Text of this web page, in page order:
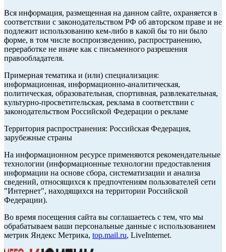
Вся информация, размещенная на данном сайте, охраняется в
соответствии с законодательством РФ об авторском праве и не
подлежит использованию кем-либо в какой бы то ни было
форме, в том числе воспроизведению, распространению,
переработке не иначе как с письменного разрешения
правообладателя.
Примерная тематика и (или) специализация:
информационная, информационно-аналитическая,
политическая, образовательная, спортивная, развлекательная,
культурно-просветительская, реклама в соответствии с
законодательством Российской Федерации о рекламе
Территория распространения: Российская Федерация,
зарубежные страны
На информационном ресурсе применяются рекомендательные
технологии (информационные технологии предоставления
информации на основе сбора, систематизации и анализа
сведений, относящихся к предпочтениям пользователей сети
"Интернет", находящихся на территории Российской
Федерации).
Во время посещения сайта вы соглашаетесь с тем, что мы
обрабатываем ваши персональные данные с использованием
метрик Яндекс Метрика, top.mail.ru, LiveInternet.